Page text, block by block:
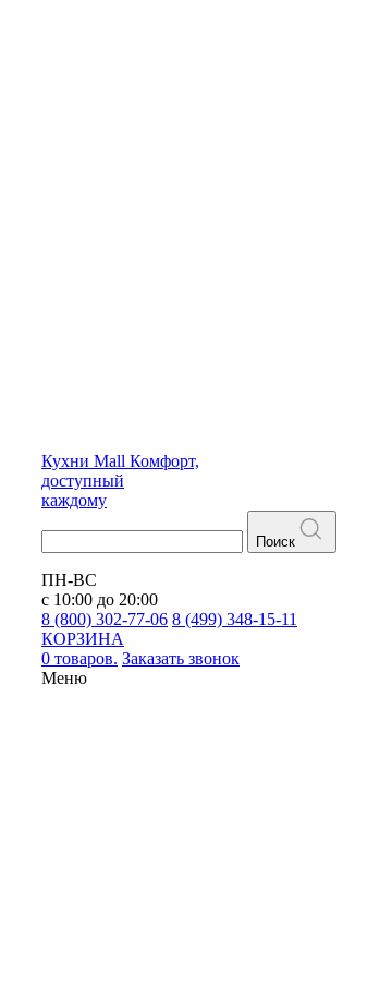
Кухни Mall Комфорт,
доступный
каждому
Поиск
ПН-ВС
с 10:00 до 20:00
8 (800) 302-77-06 8 (499) 348-15-11
КОРЗИНА
0 товаров. Заказать звонок
Меню